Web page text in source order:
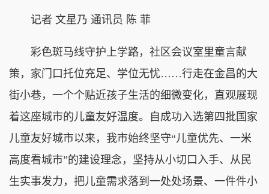
记者 文星乃 通讯员 陈 菲
彩色斑马线守护上学路，社区会议室里童言献
策，家门口托位充足、学位无忧……行走在金昌的大
街小巷，一个个贴近孩子生活的细微变化，直观展现
着这座城市的儿童友好温度。自成功入选第四批国家
儿童友好城市以来，我市始终坚守“儿童优先、一米
高度看城市”的建设理念，坚持从小切口入手、从民
生实事发力，把儿童需求落到一处处场景、一件件小